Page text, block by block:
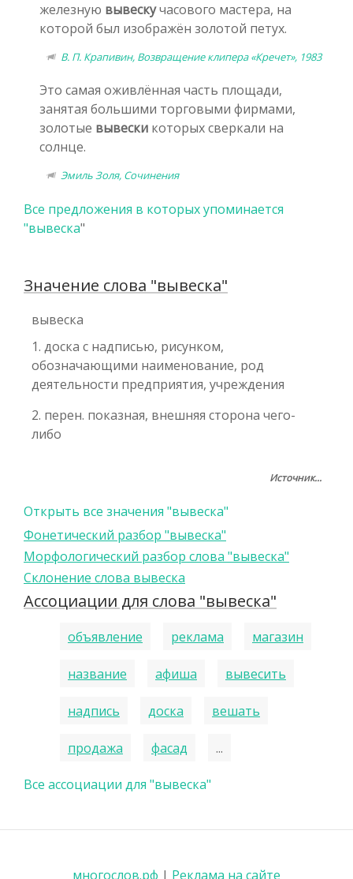
железную вывескучасового мастера, на
которой был изображён золотой петух.
В. П. Крапивин, Возвращение клипера «Кречет», 1983
Это самая оживлённая часть площади,
занятая большими торговыми фирмами,
золотые вывески которых сверкали на
солнце.
Эмиль Золя, Сочинения
Все предложения в которых упоминается
"вывеска"
Значение слова "вывеска"
вывеска
1. доска с надписью, рисунком,
обозначающими наименование, род
деятельности предприятия, учреждения
2. перен. показная, внешняя сторона чего-
либо
Источник...
Открыть все значения "вывеска"
Фонетический разбор "вывеска"
Морфологический разбор слова "вывеска"
Склонение слова вывеска
Ассоциации для слова "вывеска"
объявление реклама магазин
название афиша вывесить
надпись доска вешать
продажа фасад ...
Все ассоциации для "вывеска"
многослов.рф | Реклама на сайте